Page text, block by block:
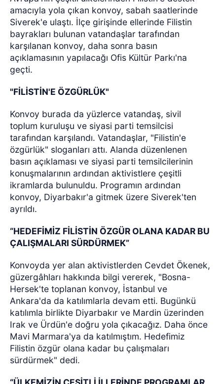
amacıyla yola çıkan konvoy, sabah saatlerinde
Siverek'e ulaştı. İlçe girişinde ellerinde Filistin
bayrakları bulunan vatandaşlar tarafından
karşılanan konvoy, daha sonra basın
açıklamasının yapılacağı Ofis Kültür Parkı'na
geçti.
"FİLİSTİN'E ÖZGÜRLÜK"
Konvoy burada da yüzlerce vatandaş, sivil
toplum kuruluşu ve siyasi parti temsilcisi
tarafından karşılandı. Vatandaşlar, "Filistin'e
özgürlük" sloganları attı. Alanda düzenlenen
basın açıklaması ve siyasi parti temsilcilerinin
konuşmalarının ardından aktivistlere çeşitli
ikramlarda bulunuldu. Programın ardından
konvoy, Diyarbakır'a gitmek üzere Siverek'ten
ayrıldı.
“HEDEFİMİZ FİLİSTİN ÖZGÜR OLANA KADAR BU
ÇALIŞMALARI SÜRDÜRMEK”
Konvoyda yer alan aktivistlerden Cevdet Ökenek,
güzergâhları hakkında bilgi vererek, "Bosna-
Hersek'te toplanan konvoy, İstanbul ve
Ankara'da da katılımlarla devam etti. Bugünkü
katılımla birlikte Diyarbakır ve Mardin üzerinden
Irak ve Ürdün'e doğru yola çıkacağız. Daha önce
Mavi Marmara'ya da katılmıştım. Hedefimiz
Filistin özgür olana kadar bu çalışmaları
sürdürmek" dedi.